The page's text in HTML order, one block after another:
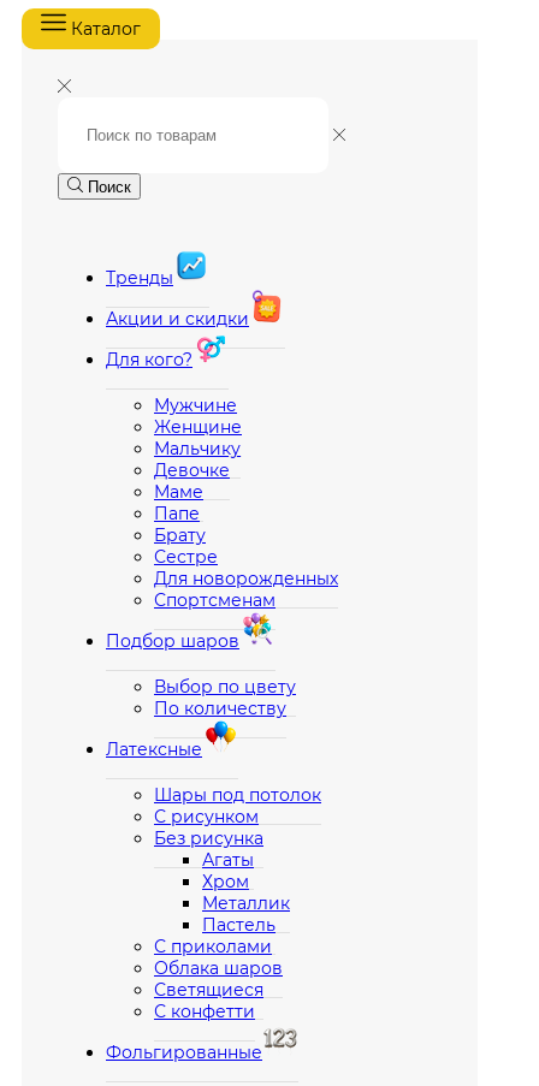
Каталог
Поиск
Тренды
Акции и скидки
Для кого?
Мужчине
Женщине
Мальчику
Девочке
Маме
Папе
Брату
Сестре
Для новорожденных
Спортсменам
Подбор шаров
Выбор по цвету
По количеству
Латексные
Шары под потолок
С рисунком
Без рисунка
Агаты
Хром
Металлик
Пастель
С приколами
Облака шаров
Светящиеся
С конфетти
Фольгированные